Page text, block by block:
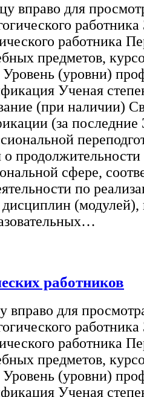
вправо для
работника
работника
предметов,
(уровни)
Ученая
(при наличии)
(за последние
сфере,
по
(модулей),
работников
вправо для
работника
работника
предметов,
(уровни)
Ученая